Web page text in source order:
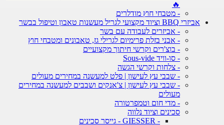
- מטבחי חוץ מודלרים
אביזרי BBQ וציוד מקצועי לגריל מעשנות טאבון וטיפול בבשר
- אביזרים לעבודה עם בשר
- אבני בזלת פרימיום לגרילי גז, טאבונים ומטבחי חוץ
- בוצ'רים וקרשי חיתוך מקצועיים
- סו-וויד Sous-vide
- צלחות וקרשי הגשה
- שבבי עץ לעישון | פלט למעשנה במחירים מעולים
- שבבי עץ לעישון | צ'אנקים ושבבים למעשנה במחירים
מעולים
- מדי חום וטמפרטורה
סכינים וציוד נלווה